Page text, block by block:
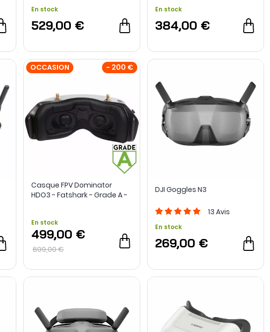
En stock
529,00 €
En stock
384,00 €
OCCASION - 200 €
Casque FPV Dominator
HDO3 - Fatshark - Grade A -
En stock
499,00 €
699,00 €
DJI Goggles N3
13 Avis
En stock
269,00 €